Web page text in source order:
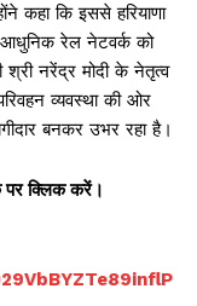
कहा कि इससे हरियाणा
आधुनिक रेल नेटवर्क को
श्री नरेंद्र मोदी के नेतृत्व
व्यवस्था की ओर
बनकर उभर रहा है।
पर क्लिक करें।